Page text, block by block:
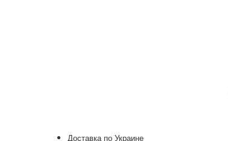
Доставка по Украине